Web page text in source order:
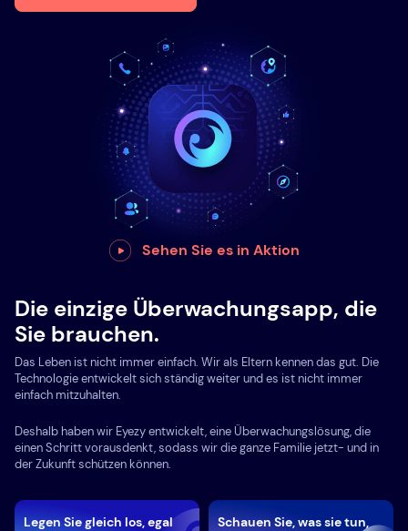
Sehen Sie es in Aktion
Die einzige Überwachungsapp, die
Sie brauchen.
Das Leben ist nicht immer einfach. Wir als Eltern kennen das gut. Die
Technologie entwickelt sich ständig weiter und es ist nicht immer
einfach mitzuhalten.
Deshalb haben wir Eyezy entwickelt, eine Überwachungslösung, die
einen Schritt vorausdenkt, sodass wir die ganze Familie jetzt- und in
der Zukunft schützen können.
Legen Sie gleich los, egal
Schauen Sie, was sie tun,